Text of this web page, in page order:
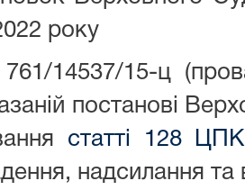
року
14537/15-ц
постанові
статті 128
надсилання та